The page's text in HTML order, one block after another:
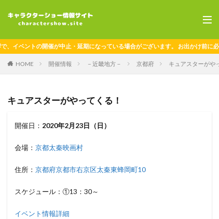
ントの開催が中止・延期になっている場合がございます。 お出かけ前に必ず
HOME 開催情報 －近畿地方－ 京都府 キュアスターがや
キュアスターがやってくる！
開催日： 2020年2月23日（日）
会場： 京都太秦映画村
住所： 京都府京都市右京区太秦東蜂岡町10
スケジュール：①13：30～
イベント情報詳細